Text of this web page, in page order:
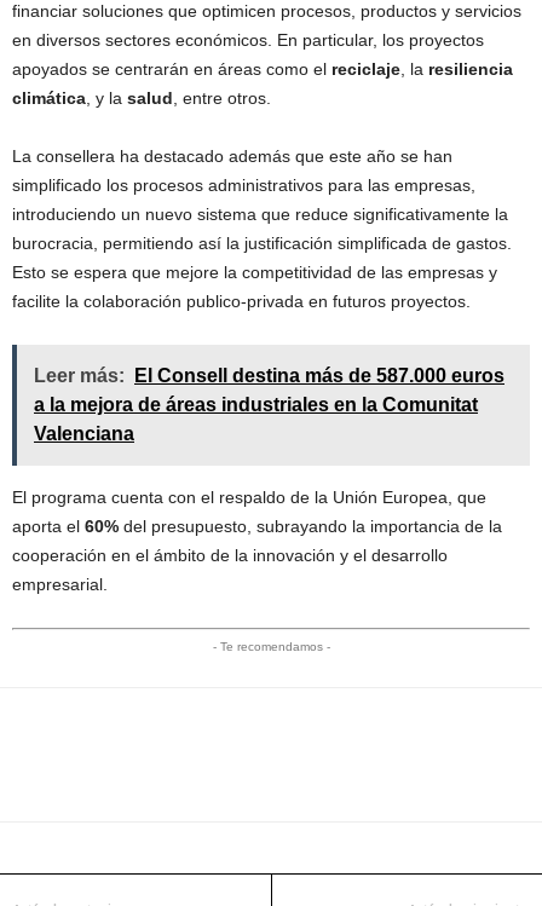
financiar soluciones que optimicen procesos, productos y servicios
en diversos sectores económicos. En particular, los proyectos
apoyados se centrarán en áreas como el reciclaje, la resiliencia
climática, y la salud, entre otros.
La consellera ha destacado además que este año se han
simplificado los procesos administrativos para las empresas,
introduciendo un nuevo sistema que reduce significativamente la
burocracia, permitiendo así la justificación simplificada de gastos.
Esto se espera que mejore la competitividad de las empresas y
facilite la colaboración publico-privada en futuros proyectos.
Leer más:
El Consell destina más de 587.000 euros
a la mejora de áreas industriales en la Comunitat
Valenciana
El programa cuenta con el respaldo de la Unión Europea, que
aporta el 60% del presupuesto, subrayando la importancia de la
cooperación en el ámbito de la innovación y el desarrollo
empresarial.
- Te recomendamos -